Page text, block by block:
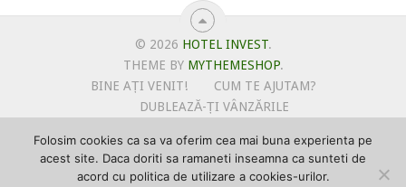
© 2026 HOTEL INVEST.
THEME BY MYTHEMESHOP.
BINE AȚI VENIT!
CUM TE AJUTAM?
DUBLEAZĂ-ȚI VÂNZĂRILE
POLITICA DE UTILIZARE COOKIE-URI
PRIMEȘTI GRATUIT MEGA-CADOURI LA ABONARE
Folosim cookies ca sa va oferim cea mai buna experienta pe
acest site. Daca doriti sa ramaneti inseamna ca sunteti de
acord cu politica de utilizare a cookies-urilor.